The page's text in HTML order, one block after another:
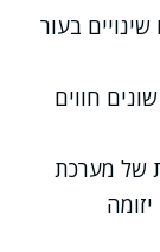
בעור
חווים
של מערכת